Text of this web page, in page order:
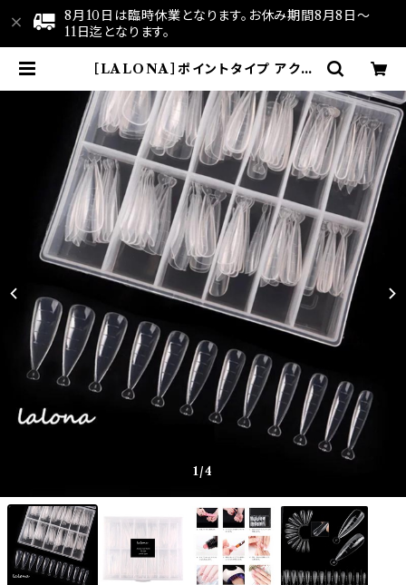
8月10日は臨時休業となります。お休み期間8月8日～
11日迄となります。
［LALONA］ポイントタイプ アクリ
LALONA
1/4